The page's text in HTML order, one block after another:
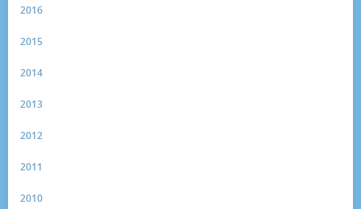
2016
2015
2014
2013
2012
2011
2010